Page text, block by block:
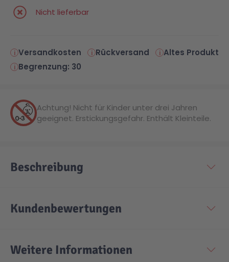
NINJAGO®
Speed Champions
Super Mario
VW
Wiltopia
Cars
Nicht lieferbar
Versandkosten Rückversand
Altes Produkt
Begrenzung: 30
Achtung! Nicht für Kinder unter drei Jahren
geeignet. Erstickungsgefahr. Enthält Kleinteile.
Beschreibung
Kundenbewertungen
Weitere Informationen